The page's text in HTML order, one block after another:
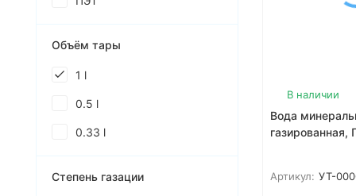
В наличии
Вода
Артикул: УТ-
Объём тары
1 l
0.5 l
0.33 l
Степень газации